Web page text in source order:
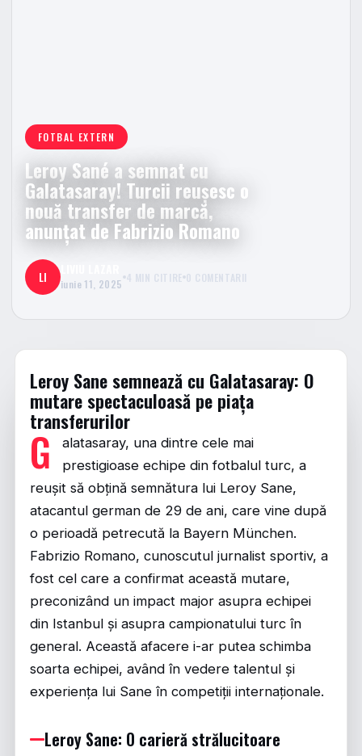
FOTBAL EXTERN
Leroy Sané a semnat cu
Galatasaray! Turcii reușesc o
nouă transfer de marcă,
anunțat de Fabrizio Romano
LI iunie 11, 2025 4 MIN CITIRE 0 COMENTARII
Leroy Sane semnează cu Galatasaray: O
mutare spectaculoasă pe piața
transferurilor
G
alatasaray, una dintre cele mai
prestigioase echipe din fotbalul turc, a
reușit să obțină semnătura lui Leroy Sane,
atacantul german de 29 de ani, care vine după
o perioadă petrecută la Bayern München.
Fabrizio Romano, cunoscutul jurnalist sportiv, a
fost cel care a confirmat această mutare,
preconizând un impact major asupra echipei
din Istanbul și asupra campionatului turc în
general. Această afacere i-ar putea schimba
soarta echipei, având în vedere talentul și
experiența lui Sane în competiții internaționale.
Leroy Sane: O carieră strălucitoare